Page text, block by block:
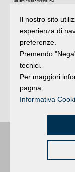
Articoli
e rubriche
Iscrivitialla
Il nostro sito
esperienza di
preferenze.
Premendo
tecnici.
Per maggiori
pagina.
Informativa